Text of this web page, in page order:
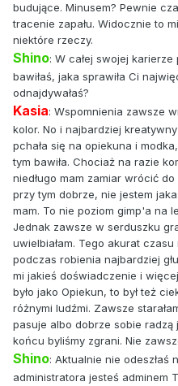
budujące. Minusem? Pewnie
tracenie zapału. Widocznie to
niektóre rzeczy.
Shino: W całej swojej
bawiłaś, jaka sprawiła Ci
odnajdywałaś?
Kasia: Wspomnienia zawsze
kolor. No i najbardziej
pchała się na opiekuna i
tym bawiła. Chociaż na razie
niedługo mam zamiar wrócić
przy tym dobrze, nie jestem
mam. To nie poziom gimp'a na
Jednak zawsze w serduszku
uwielbiałam. Tego akurat
podczas robienia najbardziej
mi jakieś doświadczenie i
było jako Opiekun, to był też
różnymi ludźmi. Zawsze
pasuje albo dobrze sobie radzą
końcu byliśmy zgrani. Nie
Shino: Aktualnie nie odeszłaś
administratora jesteś adminem